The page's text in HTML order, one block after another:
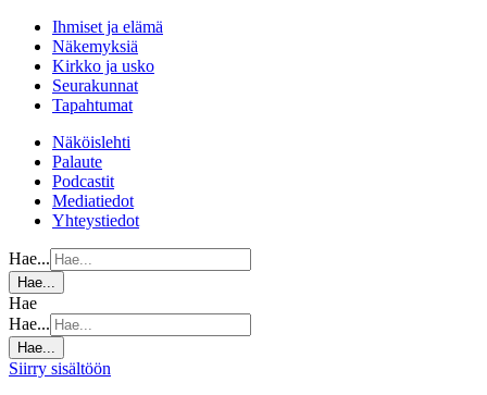
Ihmiset ja elämä
Näkemyksiä
Kirkko ja usko
Seurakunnat
Tapahtumat
Näköislehti
Palaute
Podcastit
Mediatiedot
Yhteystiedot
Hae...
Hae...
Hae
Hae...
Hae...
Siirry sisältöön